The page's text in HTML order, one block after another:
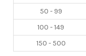
Beautilux
cantidad
50 - 99
100 - 149
150 - 500